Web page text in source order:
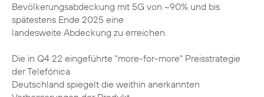
Bevölkerungsabdeckung mit 5G von ~90% und bis
spätestens Ende 2025 eine
landesweite Abdeckung zu erreichen.
Die in Q4 22 eingeführte "more-for-more" Preisstrategie
der Telefónica
Deutschland spiegelt die weithin anerkannten